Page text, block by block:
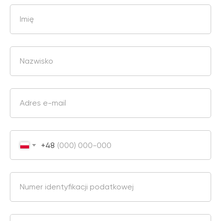
Imię
Nazwisko
Adres e-mail
+48
Numer identyfikacji podatkowej